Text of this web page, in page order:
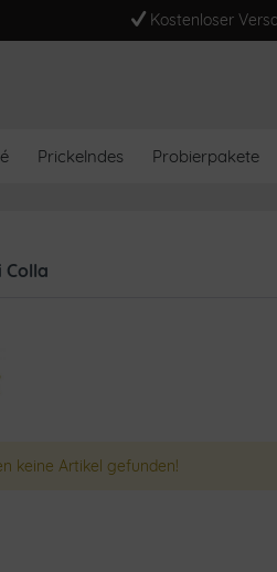
Kostenloser
Prickelndes Probierpakete
Colla
keine Artikel gefunden!